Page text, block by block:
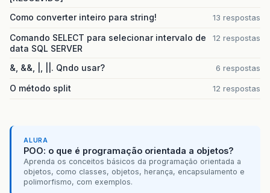
Como converter inteiro para string! 13 respostas
Comando SELECT para selecionar intervalo de
data SQL SERVER
12 respostas
&, &&, |, ||. Qndo usar? 6 respostas
O método split 12 respostas
ALURA
POO: o que é programação orientada a objetos?
Aprenda os conceitos básicos da programação orientada a
objetos, como classes, objetos, herança, encapsulamento e
polimorfismo, com exemplos.